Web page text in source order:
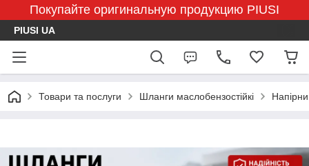
Покупайте оригинальную продукцию PIUSI
PIUSI UA
Товари та послуги Шланги маслобензостійкі